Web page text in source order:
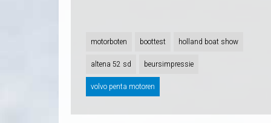
motorboten boottest holland boat show
altena 52 sd beursimpressie
volvo penta motoren